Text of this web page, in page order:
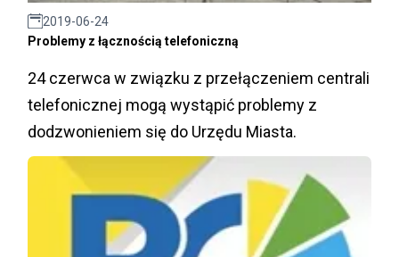
2019-06-24
Problemy z łącznością telefoniczną
24 czerwca w związku z przełączeniem centrali
telefonicznej mogą wystąpić problemy z
dodzwonieniem się do Urzędu Miasta.